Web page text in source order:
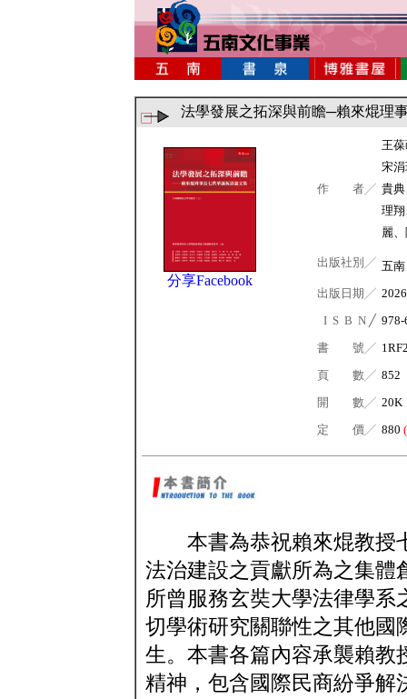
法學發展之拓深與前瞻─賴來焜理
分享Facebook
作 者╱
王
宋
貴
理
麗
出版社別╱ 五南
出版日期╱
I S B N ╱ 978-
書 號╱
頁 數╱ 852
開 數╱ 20K
定 價╱ 880
本書為恭祝賴來焜教授
法治建設之貢獻所為之集體
所曾服務玄奘大學法律學
切學術研究關聯性之其他國
生。本書各篇內容承襲賴教
精神，包含國際民商紛爭解